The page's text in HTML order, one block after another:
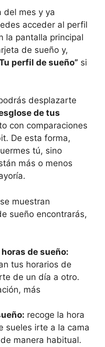
del mes y ya
acceder al perfil
la pantalla principal
de sueño y,
perfil de sueño” si
desplazarte
de tus
con comparaciones
De esta forma,
tú, sino
más o menos
muestran
sueño encontrarás,
de sueño:
tus horarios de
de un día a otro.
más
recoge la hora
sueles irte a la cama
manera habitual.